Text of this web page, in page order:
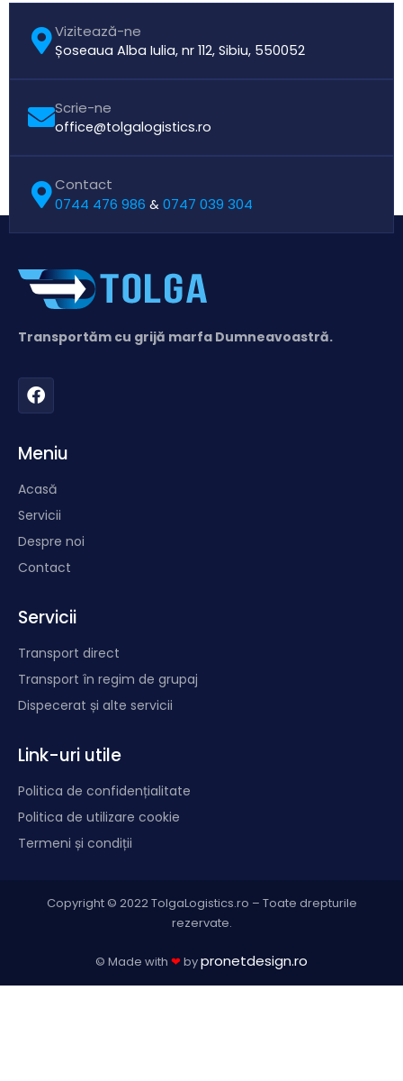
Vizitează-ne
Șoseaua Alba Iulia, nr 112, Sibiu, 550052
Scrie-ne
office@tolgalogistics.ro
Contact
0744 476 986 & 0747 039 304
Transportăm cu grijă marfa Dumneavoastră.
Meniu
Acasă
Servicii
Despre noi
Contact
Servicii
Transport direct
Transport în regim de grupaj
Dispecerat și alte servicii
Link-uri utile
Politica de confidențialitate
Politica de utilizare cookie
Termeni și condiții
Copyright © 2022 TolgaLogistics.ro – Toate drepturile
rezervate.
© Made with ❤ bypronetdesign.ro